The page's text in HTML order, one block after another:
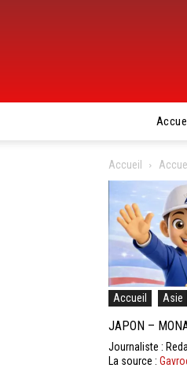
Accueil
Accueil Asie
JAPON –
Journaliste :
La source :